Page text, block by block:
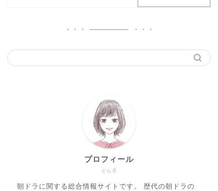
どら子
プロフィール
朝ドラに関する総合情報サイトです。 歴代の朝ドラの